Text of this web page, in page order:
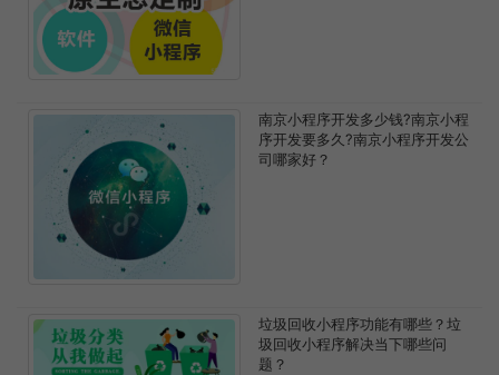
南京小程序开发多少钱?南京小程
序开发要多久?南京小程序开发公
司哪家好？
垃圾回收小程序功能有哪些？垃
圾回收小程序解决当下哪些问
题？